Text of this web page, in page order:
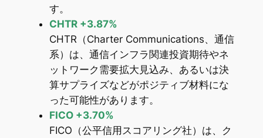
す。
CHTR +3.87%
CHTR（Charter Communications、通信
系）は、通信インフラ関連投資期待やネ
ットワーク需要拡大見込み、あるいは決
算サプライズなどがポジティブ材料にな
った可能性があります。
FICO +3.70%
FICO（公平信用スコアリング社）は、ク